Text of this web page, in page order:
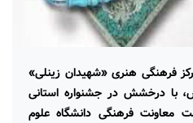
فرهنگی هنری «شهیدان زینلی»
با درخشش در جشنواره استانی
فرهنگی دانشگاه علوم